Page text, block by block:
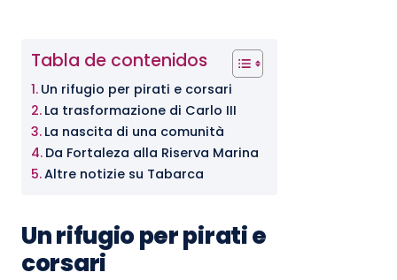
Tabla de contenidos
Un rifugio per pirati e corsari
La trasformazione di Carlo III
La nascita di una comunità
Da Fortaleza alla Riserva Marina
Altre notizie su Tabarca
Un rifugio per pirati e
corsari